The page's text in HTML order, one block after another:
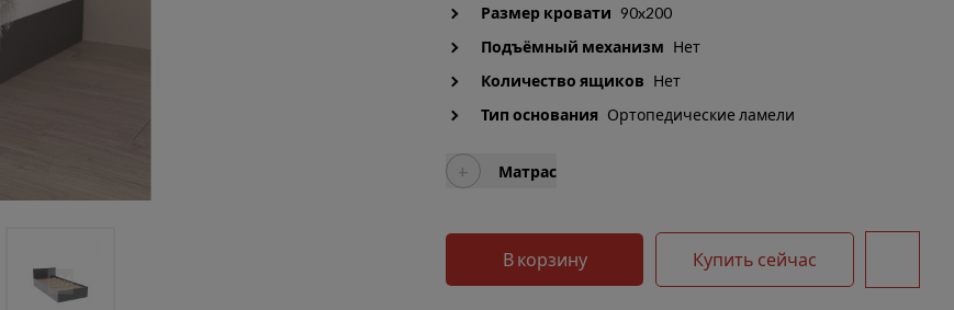
Размер кровати 90x200
Подъёмный механизм Нет
Количество ящиков Нет
Тип основания Ортопедические ламели
+ Матрас
В корзину Купить сейчас